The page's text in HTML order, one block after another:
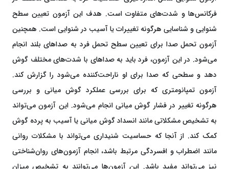
فرکانس‌ها و شدت‌های متفاوت است. هدف این آزمون تعیین سطح
شنوایی و شناسایی هرگونه تغییرات یا آسیب در شنوایی است. همچنین
آزمون تحمل صدا برای تعیین سطح تحمل فرد به صداهای بلند انجام
می‌شود. در این آزمون، فرد باید به صداهای با شدت‌های مختلف گوش
دهد و سطحی که صدا برای او ناراحت‌کننده می‌شود را گزارش کند.
آزمون تمپانومتری که برای بررسی عملکرد گوش میانی و بررسی
هرگونه تغییر در فشار گوش میانی انجام می‌شود. این آزمون می‌تواند
به تشخیص مشکلاتی مانند انسداد گوش میانی یا آسیب به پرده گوش
کمک کند. از آنجا که حساسیت شنیداری می‌تواند با مشکلات روانی
مانند اضطراب و افسردگی مرتبط باشد، انجام آزمون‌های روان‌شناختی
نیز می‌تواند مفید باشد. این آزمون‌ها می‌توانند به تشخیص میزان